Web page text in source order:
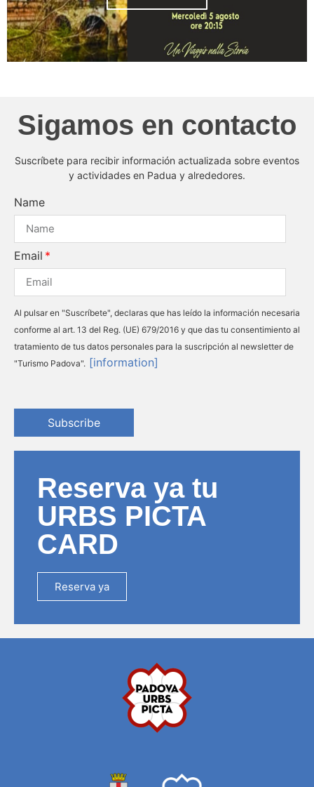
Sigamos en contacto
Suscríbete para recibir información actualizada sobre eventos
y actividades en Padua y alrededores.
Name
Email
Al pulsar en "Suscríbete", declaras que has leído la información necesaria
conforme al art. 13 del Reg. (UE) 679/2016 y que das tu consentimiento al
tratamiento de tus datos personales para la suscripción al newsletter de
"Turismo Padova". [information]
Subscribe
Reserva ya tu
URBS PICTA
CARD
Reserva ya